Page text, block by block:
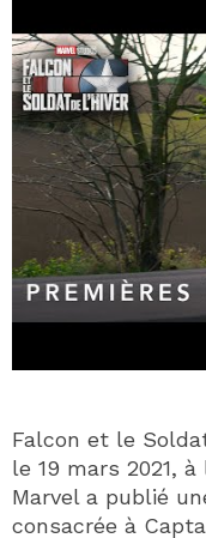
Falcon et le
le 19 mars 2021,
Marvel a publié
consacrée à